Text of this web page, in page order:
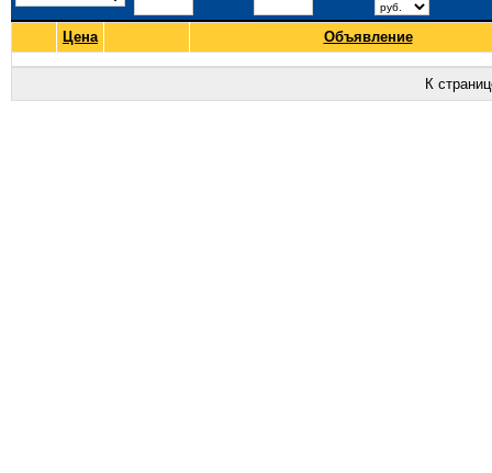
Цена Объявление
К